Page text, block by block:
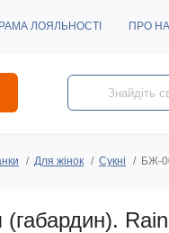
ЛОЯЛЬНОСТІ ПРО
Для жінок Сукні БЖ-